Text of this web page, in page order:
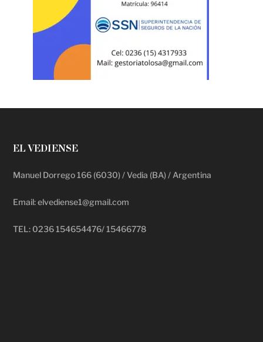
EL VEDIENSE
Manuel Dorrego 166 (6030) / Vedia (BA) / Argentina
Email: elvediense1@gmail.com
TEL: 0236 154654476/ 15466778